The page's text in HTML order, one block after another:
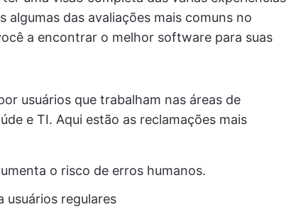
algumas das avaliações mais comuns no
a encontrar o melhor software para suas
usuários que trabalham nas áreas de
e TI. Aqui estão as reclamações mais
o risco de erros humanos.
usuários regulares